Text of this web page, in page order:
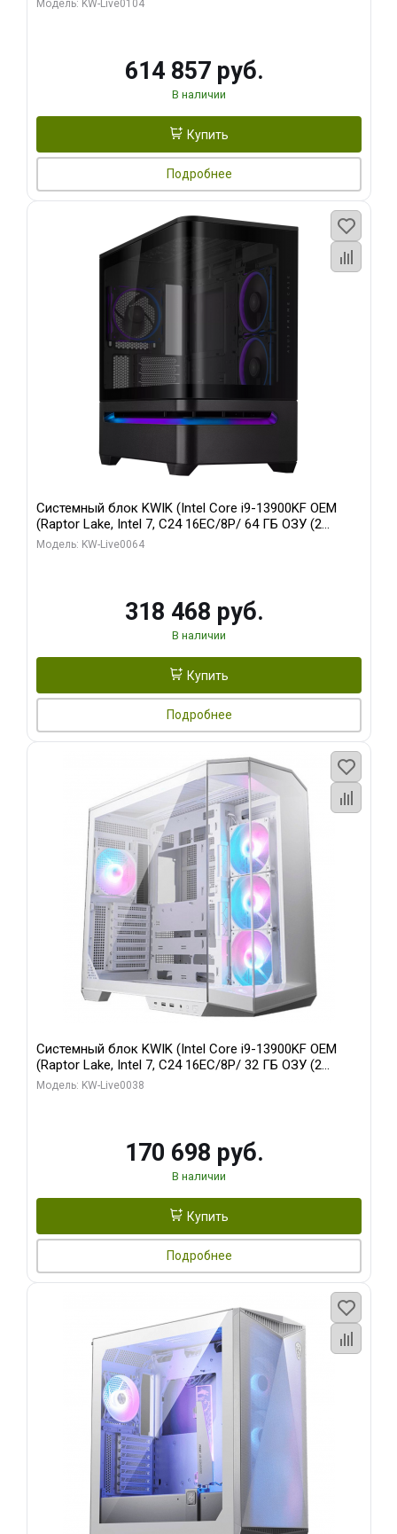
Модель: KW-Live0104
614 857 руб.
В наличии
Купить
Подробнее
Системный блок KWIK (Intel Core i9-13900KF OEM
(Raptor Lake, Intel 7, C24 16EC/8P/ 64 ГБ ОЗУ (2
модуля)/ ASUS RTX5080 PROART OC 16GB GDDR7
Модель: KW-Live0064
318 468 руб.
В наличии
Купить
Подробнее
Системный блок KWIK (Intel Core i9-13900KF OEM
(Raptor Lake, Intel 7, C24 16EC/8P/ 32 ГБ ОЗУ (2
модуля)/ Gigabyte RX9070XT GAMING OC 16GB GDDR6
Модель: KW-Live0038
170 698 руб.
В наличии
Купить
Подробнее